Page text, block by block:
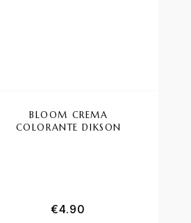
BLOOM CREMA
COLORANTE DIKSON
€4.90